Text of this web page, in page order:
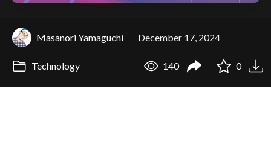
Masanori Yamaguchi December 17, 2024
Technology 140 0